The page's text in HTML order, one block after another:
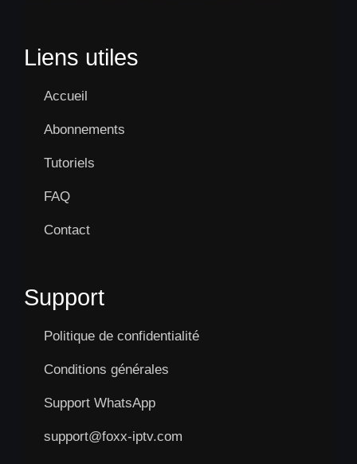
Liens utiles
Accueil
Abonnements
Tutoriels
FAQ
Contact
Support
Politique de confidentialité
Conditions générales
Support WhatsApp
support@foxx-iptv.com